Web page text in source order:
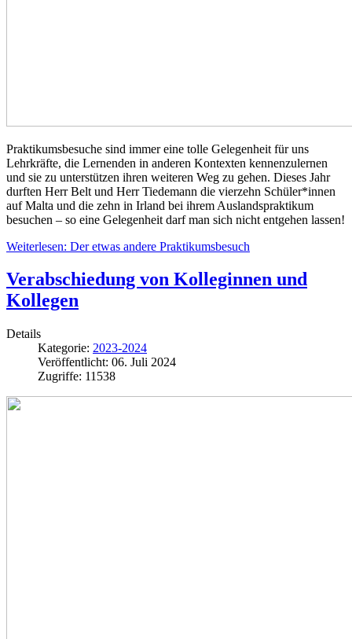
Praktikumsbesuche sind immer eine tolle Gelegenheit für uns
Lehrkräfte, die Lernenden in anderen Kontexten kennenzulernen
und sie zu unterstützen ihren weiteren Weg zu gehen. Dieses Jahr
durften Herr Belt und Herr Tiedemann die vierzehn Schüler*innen
auf Malta und die zehn in Irland bei ihrem Auslandspraktikum
besuchen – so eine Gelegenheit darf man sich nicht entgehen lassen!
Weiterlesen: Der etwas andere Praktikumsbesuch
Verabschiedung von Kolleginnen und
Kollegen
Details
Kategorie: 2023-2024
Veröffentlicht: 06. Juli 2024
Zugriffe: 11538